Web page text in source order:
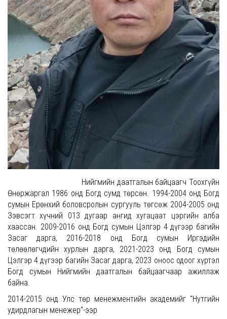
Нийгмийн даатгалын байцаагч Тоохгүйн
Өнөржаргал 1986 онд Богд сумд төрсөн. 1994-2004 онд Богд
сумын Ерөнхий боловсролын сургууль төгсөж 2004-2005 онд
Зэвсэгт хүчний 013 дугаар ангид хугацаат цэргийн алба
хаассан. 2009-2016 онд Богд сумын Цэлгэр 4 дүгээр багийн
Засаг дарга, 2016-2018 онд Богд сумын Иргэдийн
төлөөлөгчдийн хурлын дарга, 2021-2023 онд Богд сумын
Цэлгэр 4 дүгээр багийн Засаг дарга, 2023 оноос одоог хүртэл
Богд сумын Нийгмийн даатгалын байцаагчаар ажиллаж
байна.
2014-2015 онд Улс төр менежментийн академийг "Нутгийн
удирдлагын менежер"-ээр